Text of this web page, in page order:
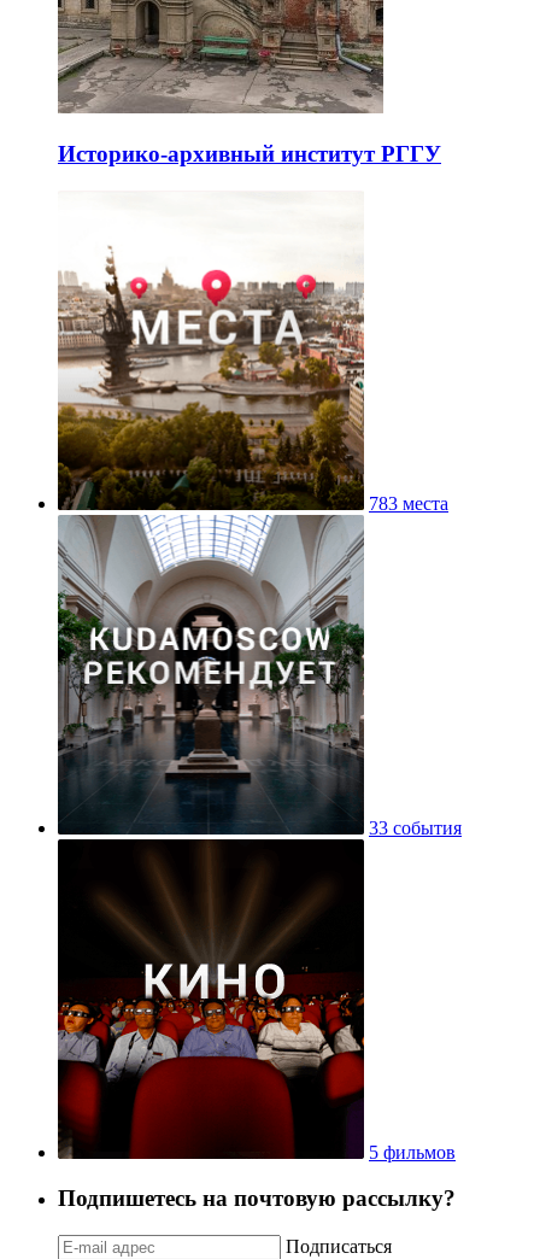
Историко-архивный институт РГГУ
783 места
33 события
5 фильмов
Подпишетесь на почтовую рассылку?
Подписаться